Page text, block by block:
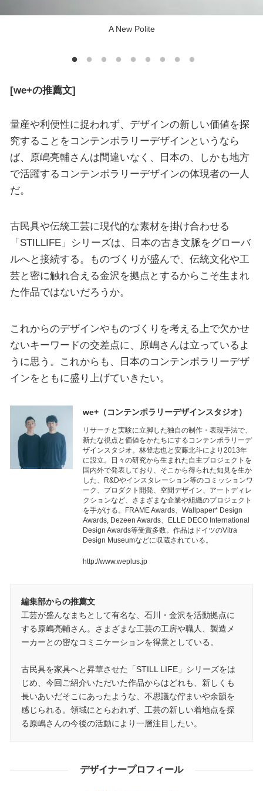
A New Polite
[we+の推薦文]
量産や利便性に捉われず、デザインの新しい価値を探
究することをコンテンポラリーデザインというなら
ば、原嶋亮輔さんは間違いなく、日本の、しかも地方
で活躍するコンテンポラリーデザインの体現者の一人
だ。
古民具や伝統工芸に現代的な素材を掛け合わせる
「STILLIFE」シリーズは、日本の古き文脈をグローバ
ルへと接続する。ものづくりが盛んで、伝統文化や工
芸と密に触れ合える金沢を拠点とするからこそ生まれ
た作品ではないだろうか。
これからのデザインやものづくりを考える上で欠かせ
ないキーワードの交差点に、原嶋さんは立っているよ
うに思う。これからも、日本のコンテンポラリーデザ
インをともに盛り上げていきたい。
we+（コンテンポラリーデザインスタジオ）
リサーチと実験に⽴脚した独⾃の制作・表現⼿法で、
新たな視点と価値をかたちにするコンテンポラリーデ
ザインスタジオ。林登志也と安藤北⽃により2013年
に設⽴。日々の研究から生まれた自主プロジェクトを
国内外で発表しており、そこから得られた知見を生か
した、R&Dやインスタレーション等のコミッションワ
ーク、プロダクト開発、空間デザイン、アートディレ
クションなど、さまざまな企業や組織のプロジェクト
を手がける。FRAME Awards、Wallpaper* Design
Awards, Dezeen Awards、ELLE DECO International
Design Awards等受賞多数。作品はドイツのVitra
Design Museumなどに収蔵されている。
http://www.weplus.jp
編集部からの推薦文
工芸が盛んなまちとして有名な、石川・金沢を活動拠点に
する原嶋亮輔さん。さまざまな工芸の工房や職人、製造メ
ーカーとの密なコミニケーションを得意としている。
古民具を家具へと昇華させた「STILL LIFE」シリーズをは
じめ、今回ご紹介いただいた作品からはどれも、新しくも
長いあいだそこにあったような、不思議な佇まいや余韻を
感じられる。領域にとらわれず、工芸の新しい着地点を探
る原嶋さんの今後の活動により一層注目したい。
デザイナープロフィール